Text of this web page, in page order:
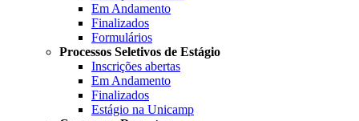
Em Andamento
Finalizados
Formulários
Processos Seletivos de Estágio
Inscrições abertas
Em Andamento
Finalizados
Estágio na Unicamp